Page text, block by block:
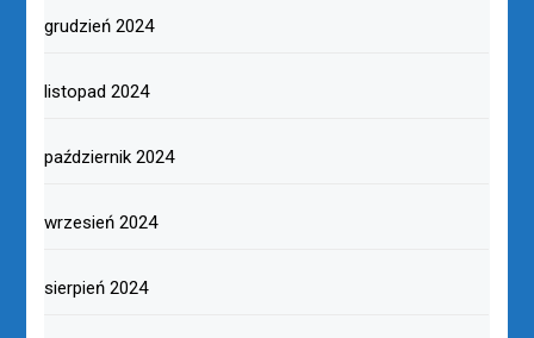
grudzień 2024
listopad 2024
październik 2024
wrzesień 2024
sierpień 2024